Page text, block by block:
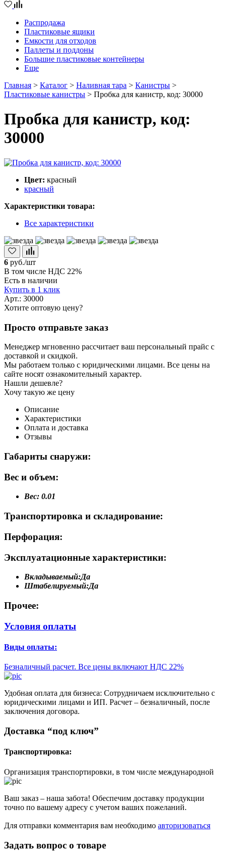
Распродажа
Пластиковые ящики
Емкости для отходов
Паллеты и поддоны
Большие пластиковые контейнеры
Еще
Главная > Каталог > Наливная тара > Канистры >
Пластиковые канистры > Пробка для канистр, код: 30000
Пробка для канистр, код:
30000
Цвет: красный
красный
Характеристики товара:
Все характеристики
6 руб./шт
В том числе НДС 22%
Есть в наличии
Купить в 1 клик
Арт.: 30000
Хотите оптовую цену?
Просто отправьте заказ
Менеджер мгновенно рассчитает ваш персональный прайс с
доставкой и скидкой.
Мы работаем только с юридическими лицами. Все цены на
сайте носят ознакомительный характер.
Нашли дешевле?
Хочу такую же цену
Описание
Характеристики
Оплата и доставка
Отзывы
Габариты снаружи:
Вес и объем:
Вес: 0.01
Транспортировка и складирование:
Перфорация:
Эксплуатационные характеристики:
Вкладываемый:Да
Штабелируемый:Да
Прочее:
Условия оплаты
Виды оплаты:
Безналичный расчет. Все цены включают НДС 22%
Удобная оплата для бизнеса: Сотрудничаем исключительно с
юридическими лицами и ИП. Расчет – безналичный, после
заключения договора.
Доставка “под ключ”
Транспортировка:
Организация транспортировки, в том числе международной
Ваш заказ – наша забота! Обеспечим доставку продукции
точно по вашему адресу с учетом ваших пожеланий.
Для отправки комментария вам необходимо авторизоваться
Задать вопрос о товаре